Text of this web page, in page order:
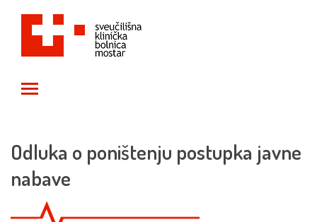
Odluka o poništenju postupka javne
nabave